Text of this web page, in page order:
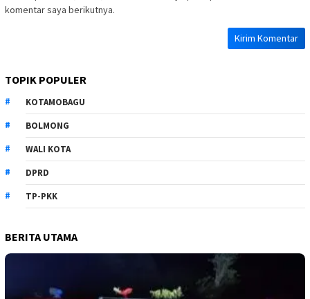
komentar saya berikutnya.
TOPIK POPULER
KOTAMOBAGU
BOLMONG
WALI KOTA
DPRD
TP-PKK
BERITA UTAMA